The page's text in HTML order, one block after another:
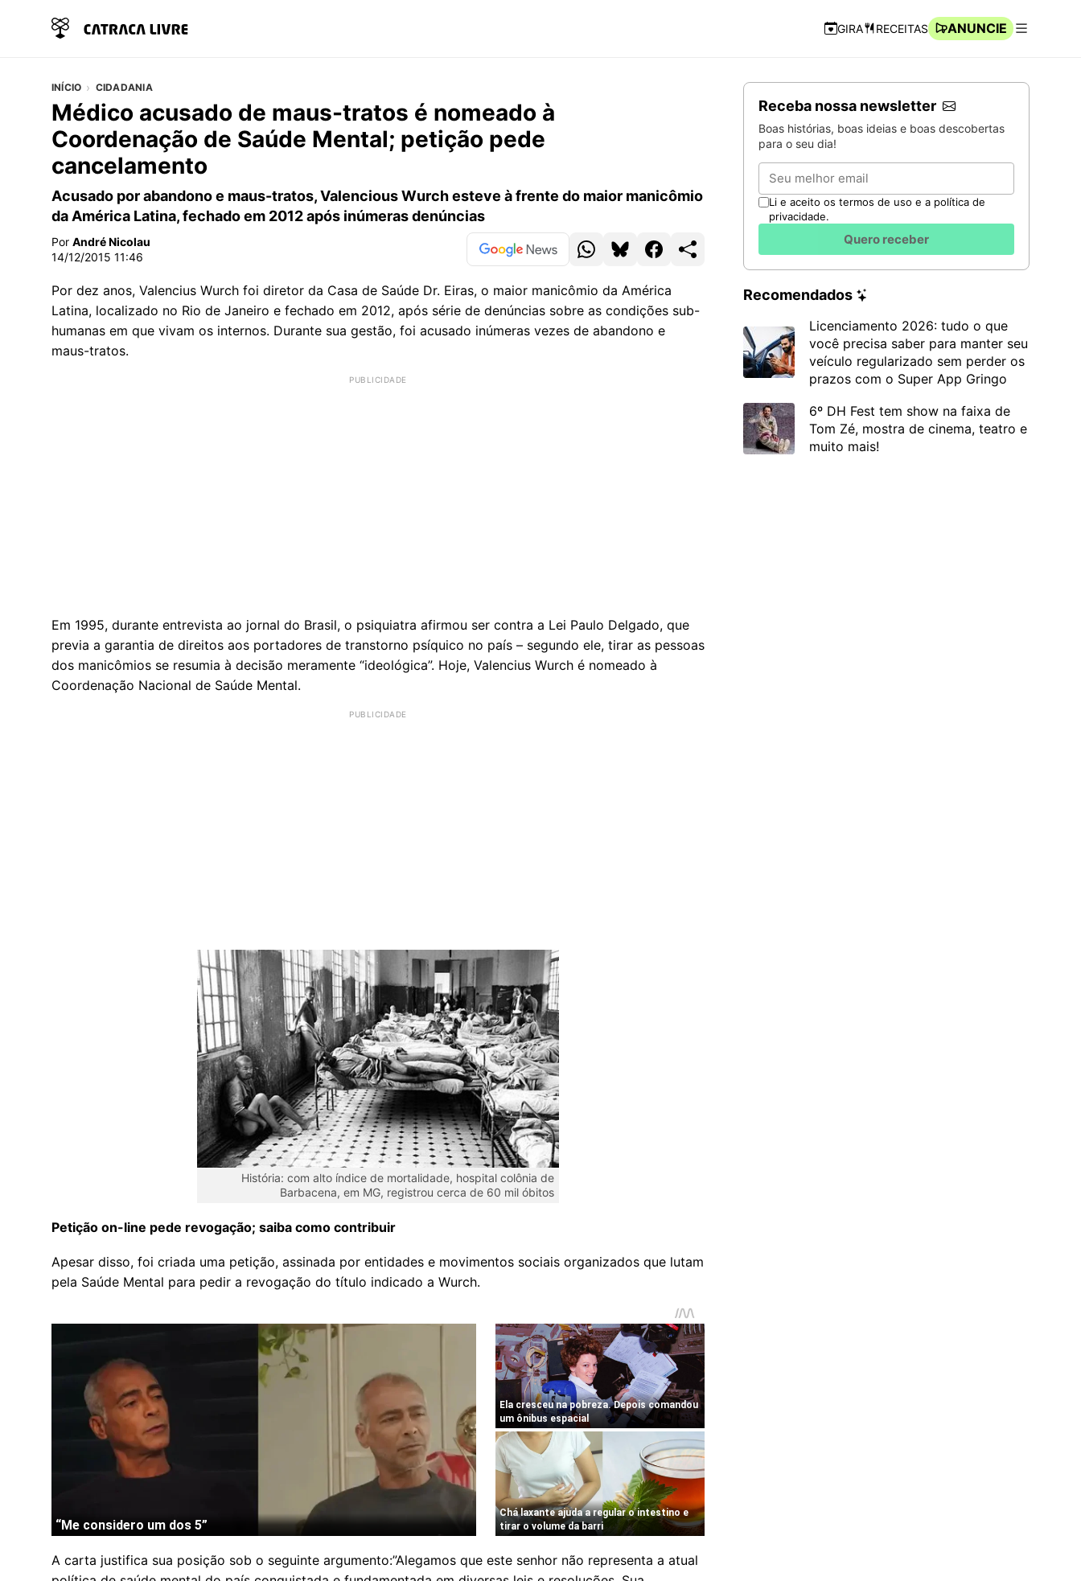
Navegação Rápida
GIRA RECEITAS
ANUNCIE
INÍCIO CIDADANIA
Médico acusado de maus-tratos é nomeado à
Coordenação de Saúde Mental; petição pede
cancelamento
Acusado por abandono e maus-tratos, Valencious Wurch esteve à frente do maior manicômio
da América Latina, fechado em 2012 após inúmeras denúncias
Por André Nicolau
14/12/2015 11:46
Por dez anos, Valencius Wurch foi diretor da Casa de Saúde Dr. Eiras, o maior manicômio da América
Latina, localizado no Rio de Janeiro e fechado em 2012, após série de denúncias sobre as condições sub-
humanas em que vivam os internos. Durante sua gestão, foi acusado inúmeras vezes de abandono e
maus-tratos.
Em 1995, durante entrevista ao jornal do Brasil, o psiquiatra afirmou ser contra a Lei Paulo Delgado, que
previa a garantia de direitos aos portadores de transtorno psíquico no país – segundo ele, tirar as pessoas
dos manicômios se resumia à decisão meramente “ideológica”. Hoje, Valencius Wurch é nomeado à
Coordenação Nacional de Saúde Mental.
História: com alto índice de mortalidade, hospital colônia de
Barbacena, em MG, registrou cerca de 60 mil óbitos
Petição on-line pede revogação; saiba como contribuir
Apesar disso, foi criada uma petição, assinada por entidades e movimentos sociais organizados que lutam
pela Saúde Mental para pedir a revogação do título indicado a Wurch.
A carta justifica sua posição sob o seguinte argumento:”Alegamos que este senhor não representa a atual
Receba nossa newsletter
Boas histórias, boas ideias e boas descobertas
para o seu dia!
Email
Li e aceito os termos de uso e a política de
privacidade.
Quero receber
Recomendados
Licenciamento 2026: tudo o que
você precisa saber para manter seu
veículo regularizado sem perder os
prazos com o Super App Gringo
6º DH Fest tem show na faixa de
Tom Zé, mostra de cinema, teatro e
muito mais!